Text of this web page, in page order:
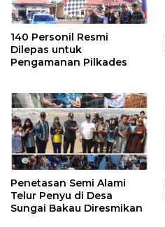
140 Personil Resmi
Dilepas untuk
Pengamanan Pilkades
Penetasan Semi Alami
Telur Penyu di Desa
Sungai Bakau Diresmikan